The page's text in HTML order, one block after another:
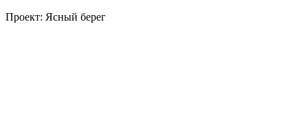
Проект: Ясный берег